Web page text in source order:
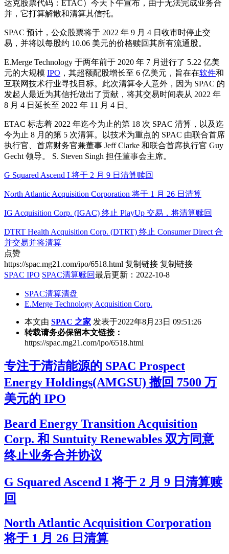
达克股票代码：ETAC）今天下午宣布，由于无法完成业务合
并，它打算解散和清算其信托。
SPAC 预计，公众股票将于 2022 年 9 月 4 日收市时停止交
易，并将以每股约 10.06 美元的价格赎回其所有流通股。
E.Merge Technology 于两年前于 2020 年 7 月进行了 5.22 亿美
元的大规模 IPO ，其超额配股增长至 6 亿美元，旨在在软件和
互联网技术行业寻找目标。此次清算令人意外，因为 SPAC 的
发起人最近为其信托做出了贡献，将其交易时间表从 2022 年
8 月 4 日延长至 2022 年 11 月 4 日。
ETAC 标志着 2022 年迄今为止的第 18 次 SPAC 清算，以及迄
今为止 8 月的第 5 次清算。以技术为重点的 SPAC 由联合首席
执行官、首席财务官兼董事 Jeff Clarke 和联合首席执行官 Guy
Gecht 领导。 S. Steven Singh 担任董事会主席。
G Squared Ascend I 将于 2 月 9 日清算赎回
North Atlantic Acquisition Corporation 将于 1 月 26 日清算
IG Acquisition Corp. (IGAC) 终止 PlayUp 交易，将清算赎回
DTRT Health Acquisition Corp. (DTRT) 终止 Consumer Direct 合
并交易并将清算
点赞
https://spac.mg21.com/ipo/6518.html 复制链接 复制链接
SPAC IPO SPAC清算赎回最后更新：2022-10-8
SPAC清算清盘
E.Merge Technology Acquisition Corp.
本文由 SPAC 之家 发表于2022年8月23日 09:51:26
转载请务必保留本文链接：
https://spac.mg21.com/ipo/6518.html
专注于清洁能源的 SPAC Prospect
Energy Holdings(AMGSU) 撤回 7500 万
美元的 IPO
Beard Energy Transition Acquisition
Corp. 和 Suntuity Renewables 双方同意
终止业务合并协议
G Squared Ascend I 将于 2 月 9 日清算赎
回
North Atlantic Acquisition Corporation
将于 1 月 26 日清算